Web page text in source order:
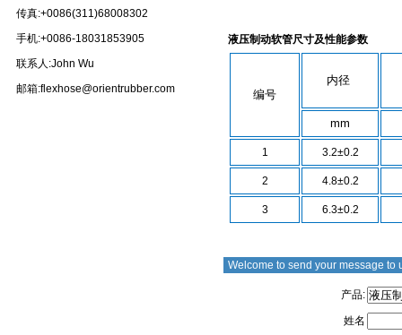
传真:+0086(311)68008302
手机:+0086-18031853905
联系人:John Wu
邮箱:flexhose@orientrubber.com
液压制动软管尺寸及性能参数
编号
内径
mm
1 3.2±0.2
2 4.8±0.2
3 6.3±0.2
Welcome to send your message to
产品:
姓名